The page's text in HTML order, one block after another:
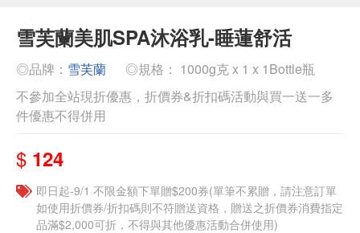
雪芙蘭美肌SPA沐浴乳-睡蓮舒活
◎品牌： 雪芙蘭
◎規格： 1000g克 x 1 x 1Bottle瓶
不參加全站現折優惠，折價券&折扣碼活動與買一送一多
件優惠不得併用
$ 124
即日起-9/1 不限金額下單贈$200券(單筆不累贈，請注意訂單
如使用折價券/折扣碼則不符贈送資格，贈送之折價券消費指定
品滿$2,000可折，不得與其他優惠活動合併使用)